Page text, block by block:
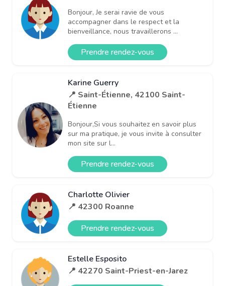
Bonjour, Je serai ravie de vous
accompagner dans le respect et la
bienveillance, nous travaillerons ...
Prendre rendez-vous
Karine Guerry
📍 Saint-Étienne, 42100 Saint-
Étienne
Bonjour,Si vous souhaitez en savoir plus
sur ma pratique, je vous invite à consulter
mon site sur l...
Prendre rendez-vous
Charlotte Olivier
📍 42300 Roanne
Prendre rendez-vous
Estelle Esposito
📍 42270 Saint-Priest-en-Jarez